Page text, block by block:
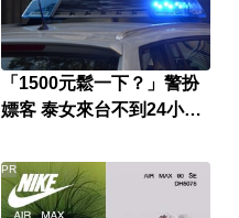
「1500元鬆一下？」警扮
嫖客 泰女來台不到24小時
PR